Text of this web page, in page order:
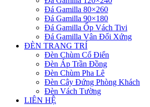
Đá Gamilla 80×260
Đá Gamilla 90×180
Đá Gamilla Ốp Vách Tivi
Đá Gamilla Vân Đối Xứng
ĐÈN TRANG TRÍ
Đèn Chùm Cổ Điển
Đèn Áp Trần Đồng
Đèn Chùm Pha Lê
Đèn Cây Đứng Phòng Khách
Đèn Vách Tường
LIÊN HỆ